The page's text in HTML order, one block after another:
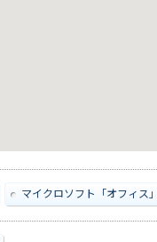
マイクロソフト「オフィス」